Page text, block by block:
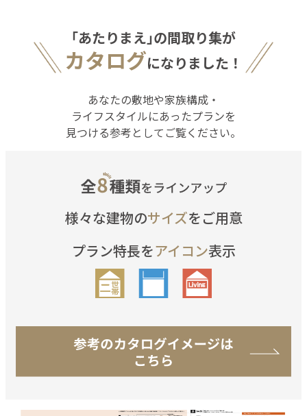
｢あたりまえ｣の間取り集が
カタログになりました！
あなたの敷地や家族構成・
ライフスタイルにあったプランを
見つける参考としてご覧ください。
様々な建物のサイズをご用意
プラン特長をアイコン表示